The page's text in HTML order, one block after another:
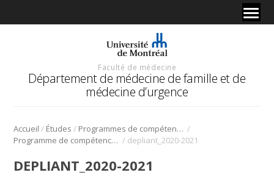
Faculté de médecine
Département de médecine de famille et de
médecine d’urgence
Accueil / Études / Programmes de compétences avancées en médecine de famille /
Programme de compétences avancées en périnatalité / depliant_2020-2021
DEPLIANT_2020-2021